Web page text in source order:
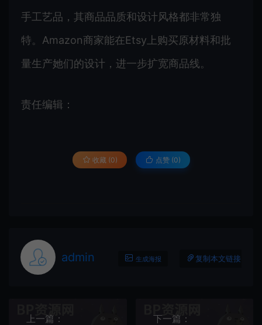
手工艺品，其商品品质和设计风格都非常独
特。Amazon商家能在Etsy上购买原材料和批
量生产她们的设计，进一步扩宽商品线。
责任编辑：
收藏 (0) 点赞 (0)
admin 生成海报 复制本文链接
上一篇：
下一篇：